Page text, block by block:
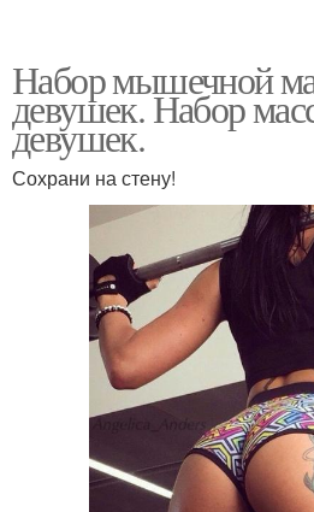
Набор мышечной
девушек. Набор
девушек.
Сохрани на стену!